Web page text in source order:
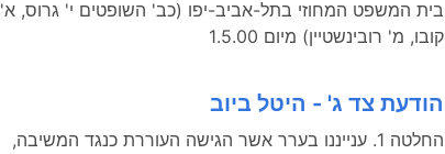
בית המשפט המחוזי בתל-אביב-יפו (כב' השופטים י' גרוס, א'
קובו, מ' רובינשטיין) מיום 1.5.00
הודעת צד ג' - היטל ביוב
החלטה 1. ענייננו בערר אשר הגישה העוררת כנגד המשיבה,